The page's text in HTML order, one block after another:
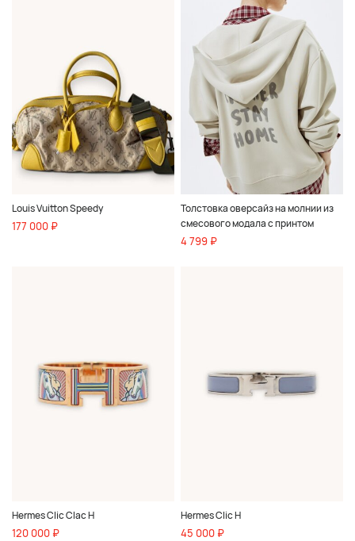
Louis Vuitton Speedy
177 000 ₽
Толстовка оверсайз на молнии из
смесового модала с принтом
4 799 ₽
Hermes Clic Clac H
120 000 ₽
Hermes Clic H
45 000 ₽